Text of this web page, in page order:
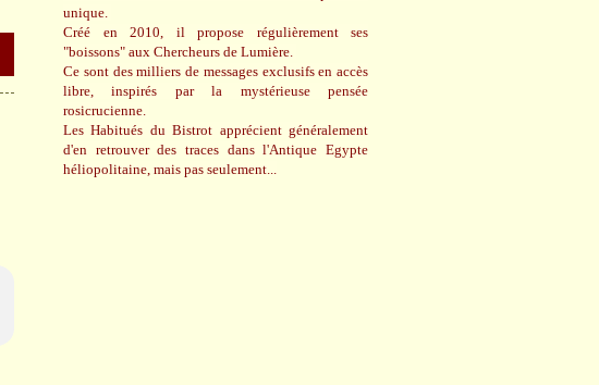
unique.
Créé en 2010, il propose régulièrement ses
"boissons" aux Chercheurs de Lumière.
Ce sont des milliers de messages exclusifs en accès
libre, inspirés par la mystérieuse pensée
rosicrucienne.
Les Habitués du Bistrot apprécient généralement
d'en retrouver des traces dans l'Antique Egypte
héliopolitaine, mais pas seulement...